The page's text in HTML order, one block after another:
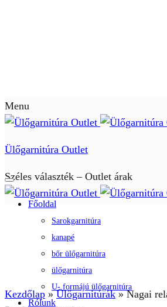
Menu
Ülőgarnitúra Outlet
Széles választék – Outlet árak
Főoldal
Sarokgarnitúra
kanapé
bőr ülőgarnitúra
ülőgarnitúra
U- formájú ülőgarnitúra
Rólunk
Kezdőlap »Ülőgarnitúrák»Nagai